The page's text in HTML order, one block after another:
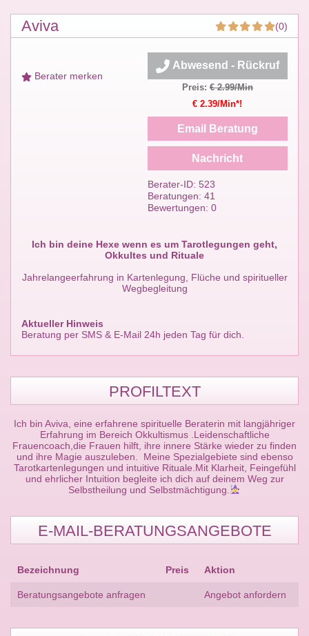
Aviva (0)
Berater merken
Ich bin deine Hexe wenn es um Tarotlegungen geht,
Okkultes und Rituale
Jahrelangeerfahrung in Kartenlegung, Flüche und spiritueller
Wegbegleitung
Aktueller Hinweis
Beratung per SMS & E-Mail 24h jeden Tag für dich.
Abwesend - Rückruf
Preis:€ 2.99/Min
€ 2.39/Min*!
Email Beratung
Nachricht
Berater-ID: 523
Beratungen: 41
Bewertungen: 0
PROFILTEXT
Ich bin Aviva, eine erfahrene spirituelle Beraterin mit langjähriger
Erfahrung im Bereich Okkultismus .Leidenschaftliche
Frauencoach,die Frauen hilft, ihre innere Stärke wieder zu finden
und ihre Magie auszuleben. Meine Spezialgebiete sind ebenso
Tarotkartenlegungen und intuitive Rituale.Mit Klarheit, Feingefühl
und ehrlicher Intuition begleite ich dich auf deinem Weg zur
Selbstheilung und Selbstmächtigung.
E-MAIL-BERATUNGSANGEBOTE
Bezeichnung Preis Aktion
Beratungsangebote anfragen Angebot anfordern